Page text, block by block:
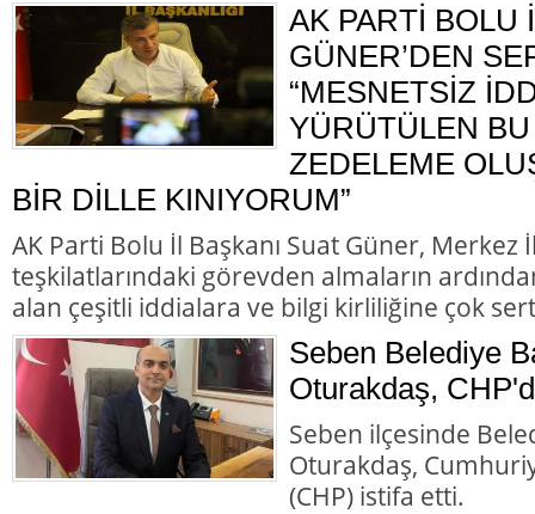
AK PARTİ BOLU
GÜNER’DEN
“MESNETSİZ
YÜRÜTÜLEN
ZEDELEME
BİR DİLLE KINIYORUM”
AK Parti Bolu İl Başkanı Suat Güner,
teşkilatlarındaki görevden almaların
alan çeşitli iddialara ve bilgi kirliliğine çok
Seben Belediye
Oturakdaş,
Seben ilçesinde
Oturakdaş,
(CHP) istifa etti.